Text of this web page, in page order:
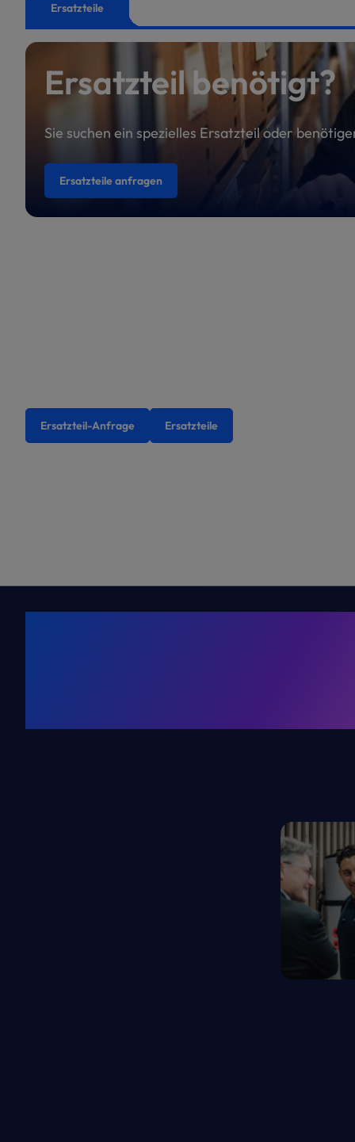
Ersatzteile
Ersatzteil benötigt?
Sie suchen ein spezielles Ersatzteil oder
Ersatzteile anfragen
Ersatzteil-Anfrage Ersatzteile
Kälte.